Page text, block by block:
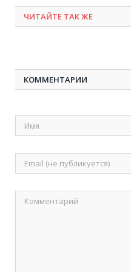
ЧИТАЙТЕ ТАК ЖЕ
КОММЕНТАРИИ